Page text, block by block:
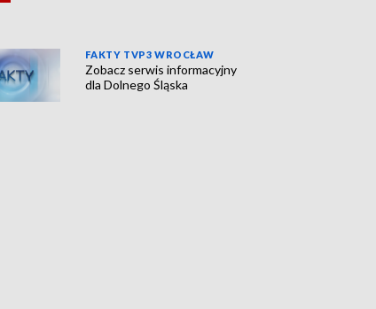
FAKTY TVP3 WROCŁAW
Zobacz serwis informacyjny
dla Dolnego Śląska